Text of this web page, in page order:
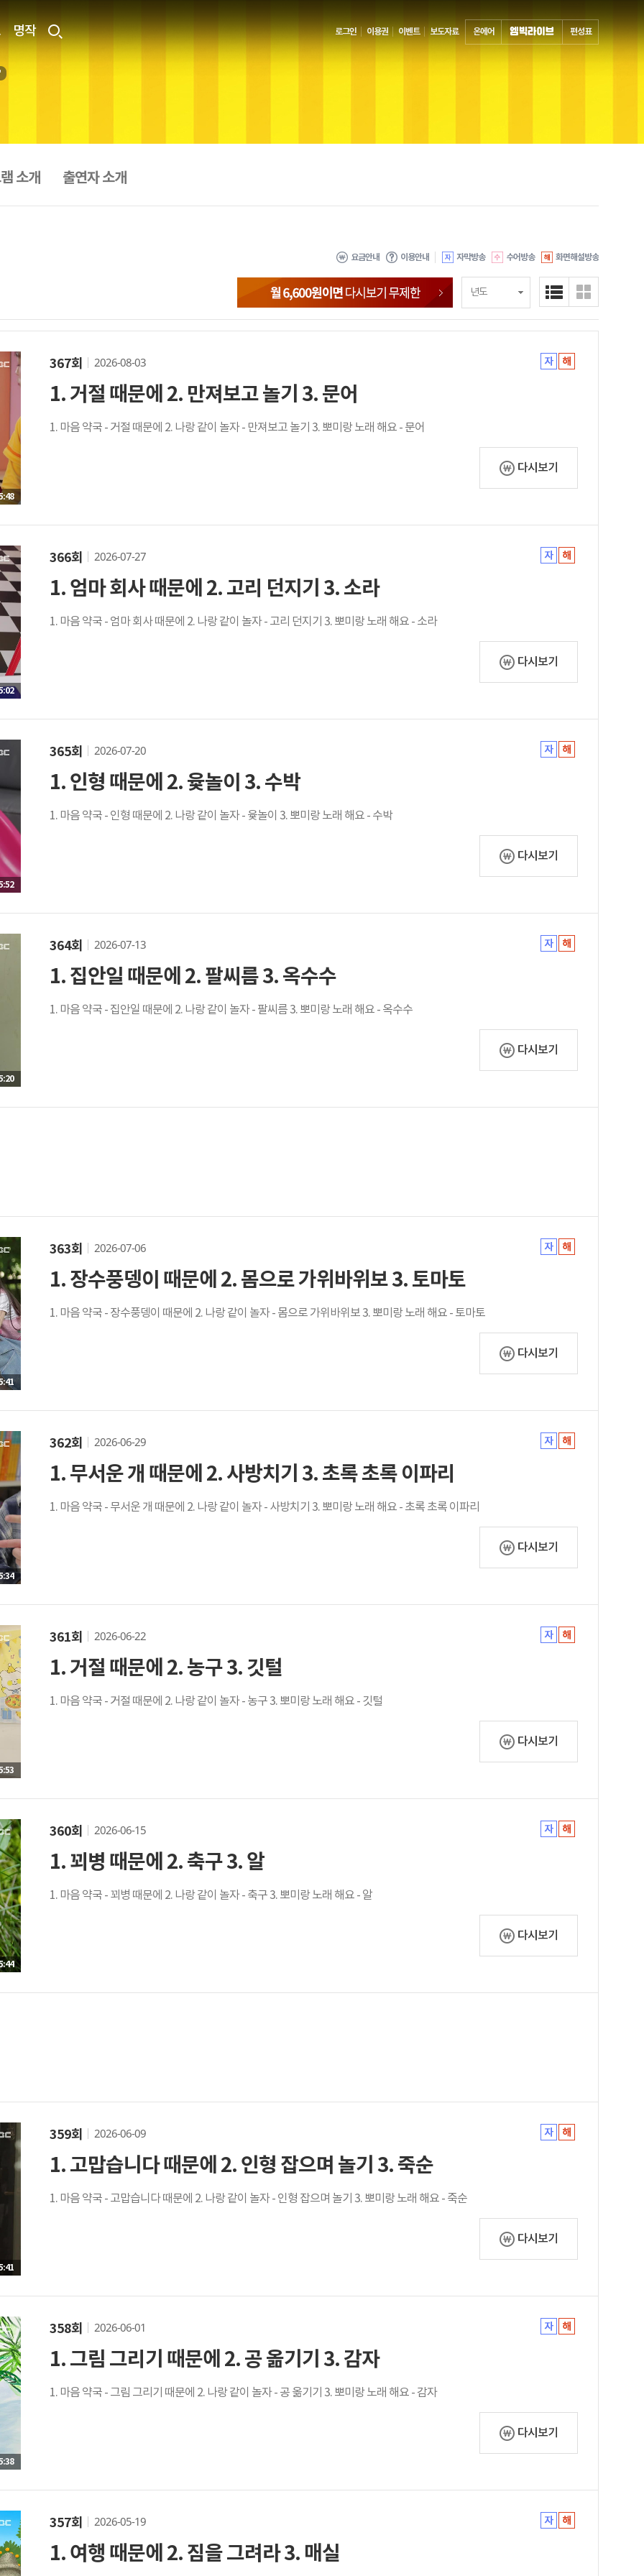
명작 로그인 이용권 이벤트 보도자료 온에어 편성표
소개 출연자 소개
요금안내 이용안내 자막방송 수어방송 화면해설방송
367회 2026-08-03
1. 거절 때문에 2. 만져보고 놀기 3. 문어
1. 마음 약국 - 거절 때문에 2. 나랑 같이 놀자 - 만져보고 놀기 3. 뽀미랑 노래 해요 - 문어
다시보기
366회 2026-07-27
1. 엄마 회사 때문에 2. 고리 던지기 3. 소라
1. 마음 약국 - 엄마 회사 때문에 2. 나랑 같이 놀자 - 고리 던지기 3. 뽀미랑 노래 해요 - 소라
다시보기
365회 2026-07-20
1. 인형 때문에 2. 윷놀이 3. 수박
1. 마음 약국 - 인형 때문에 2. 나랑 같이 놀자 - 윷놀이 3. 뽀미랑 노래 해요 - 수박
다시보기
364회 2026-07-13
1. 집안일 때문에 2. 팔씨름 3. 옥수수
1. 마음 약국 - 집안일 때문에 2. 나랑 같이 놀자 - 팔씨름 3. 뽀미랑 노래 해요 - 옥수수
다시보기
363회 2026-07-06
1. 장수풍뎅이 때문에 2. 몸으로 가위바위보 3. 토마토
1. 마음 약국 - 장수풍뎅이 때문에 2. 나랑 같이 놀자 - 몸으로 가위바위보 3. 뽀미랑 노래 해요 - 토마토
다시보기
362회 2026-06-29
1. 무서운 개 때문에 2. 사방치기 3. 초록 초록 이파리
1. 마음 약국 - 무서운 개 때문에 2. 나랑 같이 놀자 - 사방치기 3. 뽀미랑 노래 해요 - 초록 초록 이파리
다시보기
361회 2026-06-22
1. 거절 때문에 2. 농구 3. 깃털
1. 마음 약국 - 거절 때문에 2. 나랑 같이 놀자 - 농구 3. 뽀미랑 노래 해요 - 깃털
다시보기
360회 2026-06-15
1. 꾀병 때문에 2. 축구 3. 알
1. 마음 약국 - 꾀병 때문에 2. 나랑 같이 놀자 - 축구 3. 뽀미랑 노래 해요 - 알
다시보기
359회 2026-06-09
1. 고맙습니다 때문에 2. 인형 잡으며 놀기 3. 죽순
1. 마음 약국 - 고맙습니다 때문에 2. 나랑 같이 놀자 - 인형 잡으며 놀기 3. 뽀미랑 노래 해요 - 죽순
다시보기
358회 2026-06-01
1. 그림 그리기 때문에 2. 공 옮기기 3. 감자
1. 마음 약국 - 그림 그리기 때문에 2. 나랑 같이 놀자 - 공 옮기기 3. 뽀미랑 노래 해요 - 감자
다시보기
357회 2026-05-19
1. 여행 때문에 2. 짐을 그려라 3. 매실